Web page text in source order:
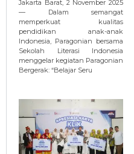
Jakarta Barat, 2 November 2025
— Dalam semangat
memperkuat kualitas
pendidikan anak-anak
Indonesia, Paragonian bersama
Sekolah Literasi Indonesia
menggelar kegiatan Paragonian
Bergerak: “Belajar Seru